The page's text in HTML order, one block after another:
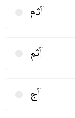
آثام
آثم
آج